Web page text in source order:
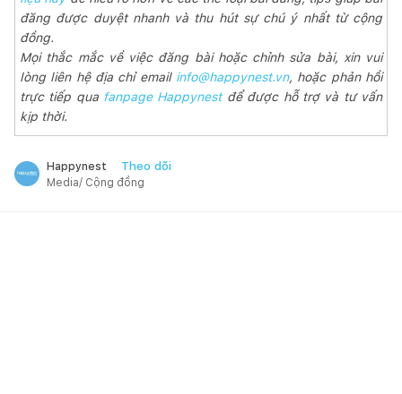
đăng được duyệt nhanh và thu hút sự chú ý nhất từ cộng
đồng.
Mọi thắc mắc về việc đăng bài hoặc chỉnh sửa bài, xin vui
lòng liên hệ địa chỉ email info@happynest.vn, hoặc phản hồi
trực tiếp qua fanpage Happynestđể được hỗ trợ và tư vấn
kịp thời.
Happynest Theo dõi
Media/ Cộng đồng